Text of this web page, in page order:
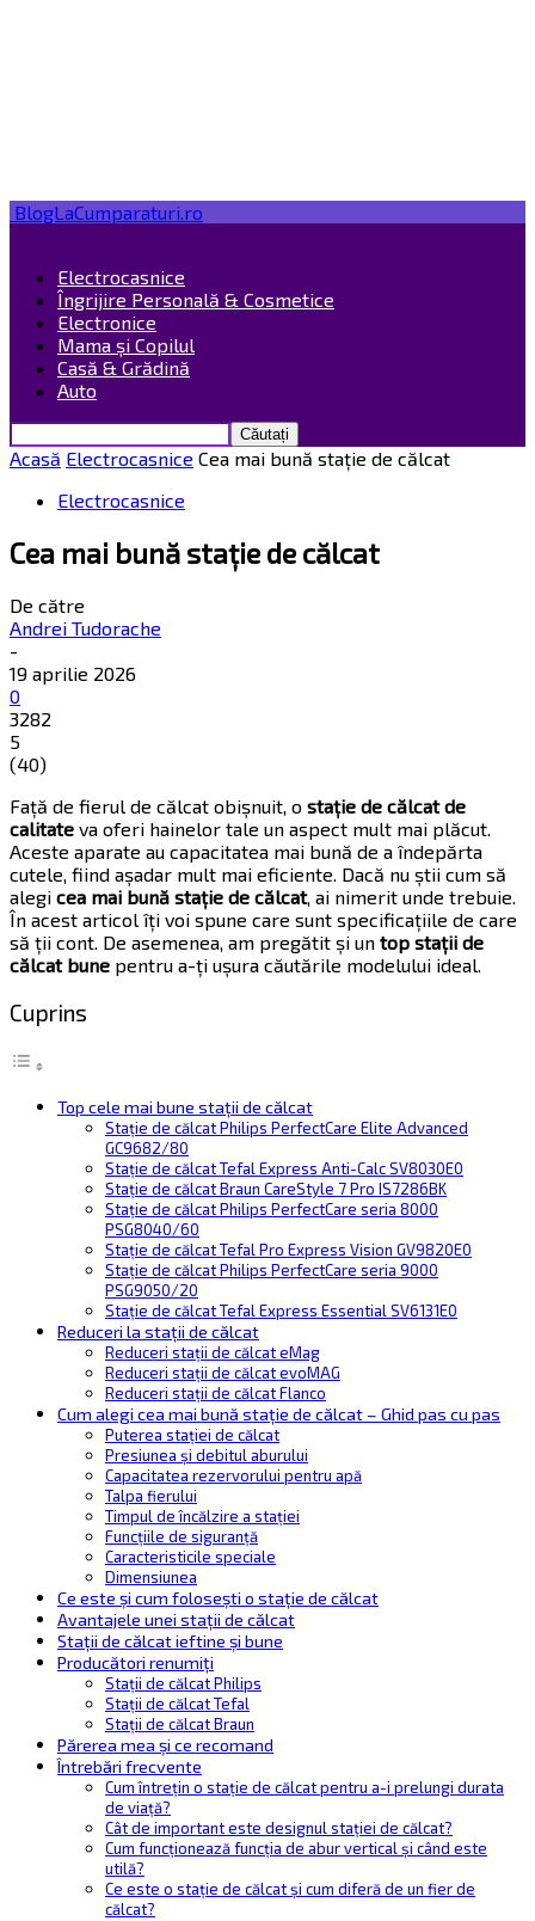
BlogLaCumparaturi.ro
Electrocasnice
Îngrijire Personală & Cosmetice
Electronice
Mama și Copilul
Casă & Grădină
Auto
Acasă Electrocasnice Cea mai bună stație de călcat
Electrocasnice
Cea mai bună stație de călcat
De către
Andrei Tudorache
-
19 aprilie 2026
0
3282
5
(40)
Față de fierul de călcat obișnuit, o stație de călcat de
calitate va oferi hainelor tale un aspect mult mai plăcut.
Aceste aparate au capacitatea mai bună de a îndepărta
cutele, fiind așadar mult mai eficiente. Dacă nu știi cum să
alegi cea mai bună stație de călcat, ai nimerit unde trebuie.
În acest articol îți voi spune care sunt specificațiile de care
să ții cont. De asemenea, am pregătit și un top stații de
călcat bune pentru a-ți ușura căutările modelului ideal.
Cuprins
Top cele mai bune stații de călcat
Stație de călcat Philips PerfectCare Elite Advanced
GC9682/80
Stație de călcat Tefal Express Anti-Calc SV8030E0
Stație de călcat Braun CareStyle 7 Pro IS7286BK
Stație de călcat Philips PerfectCare seria 8000
PSG8040/60
Stație de călcat Tefal Pro Express Vision GV9820E0
Stație de călcat Philips PerfectCare seria 9000
PSG9050/20
Stație de călcat Tefal Express Essential SV6131E0
Reduceri la stații de călcat
Reduceri stații de călcat eMag
Reduceri stații de călcat evoMAG
Reduceri stații de călcat Flanco
Cum alegi cea mai bună stație de călcat – Ghid pas cu pas
Puterea stației de călcat
Presiunea și debitul aburului
Capacitatea rezervorului pentru apă
Talpa fierului
Timpul de încălzire a stației
Funcțiile de siguranță
Caracteristicile speciale
Dimensiunea
Ce este și cum folosești o stație de călcat
Avantajele unei stații de călcat
Stații de călcat ieftine și bune
Producători renumiți
Stații de călcat Philips
Stații de călcat Tefal
Stații de călcat Braun
Părerea mea și ce recomand
Întrebări frecvente
Cum întrețin o stație de călcat pentru a-i prelungi durata
de viață?
Cât de important este designul stației de călcat?
Cum funcționează funcția de abur vertical și când este
utilă?
Ce este o stație de călcat și cum diferă de un fier de
călcat?